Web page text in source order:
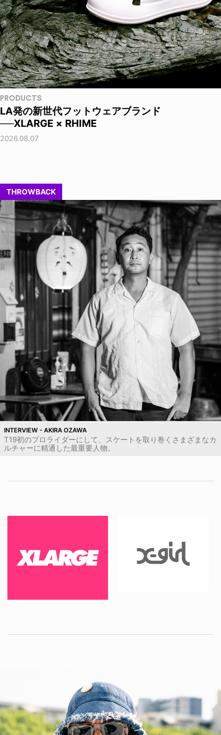
PRODUCTS
LA発の新世代フットウェアブランド
──XLARGE × RHIME
2026.08.07
THROWBACK
INTERVIEW - AKIRA OZAWA
T19初のプロライダーにして、スケートを取り巻くさまざまなカ
ルチャーに精通した最重要人物。